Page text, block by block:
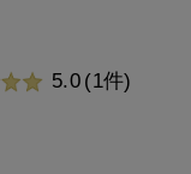
5.0 (1件)